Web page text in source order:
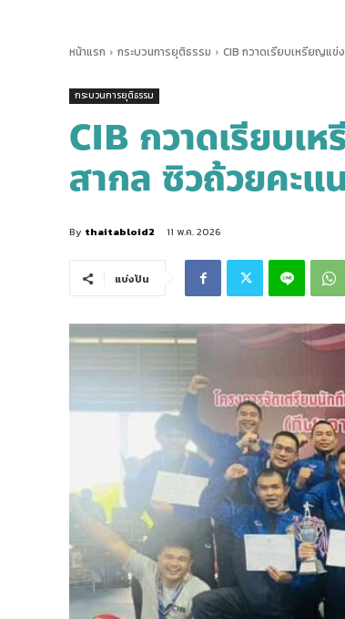
หน้าแรก กระบวนการยุติธรรม CIB กวาดเรียบเหรียญแ
กระบวนการยุติธรรม
CIB กวาดเรียบเ
สากล ซิวถ้วยคะ
By thaitabloid2 11 พ.ค. 2026
แบ่งปัน